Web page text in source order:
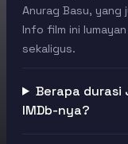
Anurag Basu,
Info film ini
sekaligus.
Berapa durasi
IMDb-nya?